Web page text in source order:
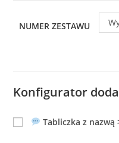
NUMER ZESTAWU
Konfigurator
Tabliczka z nazwą